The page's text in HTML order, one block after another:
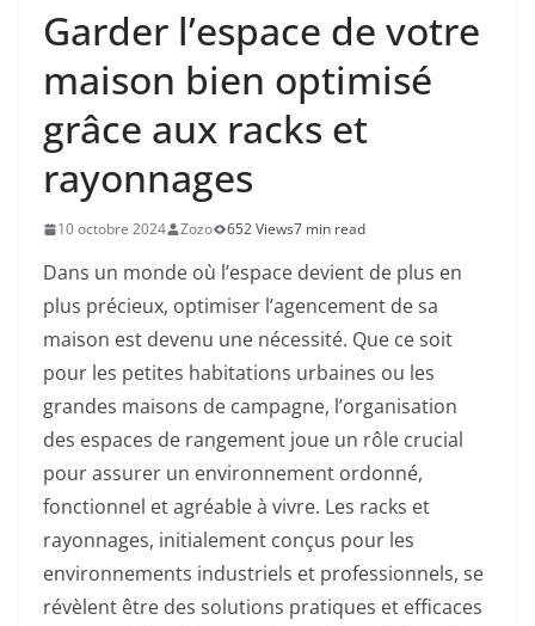
Garder l’espace de votre
maison bien optimisé
grâce aux racks et
rayonnages
10 octobre 2024 Zozo 652 Views7 min read
Dans un monde où l’espace devient de plus en
plus précieux, optimiser l’agencement de sa
maison est devenu une nécessité. Que ce soit
pour les petites habitations urbaines ou les
grandes maisons de campagne, l’organisation
des espaces de rangement joue un rôle crucial
pour assurer un environnement ordonné,
fonctionnel et agréable à vivre. Les racks et
rayonnages, initialement conçus pour les
environnements industriels et professionnels, se
révèlent être des solutions pratiques et efficaces